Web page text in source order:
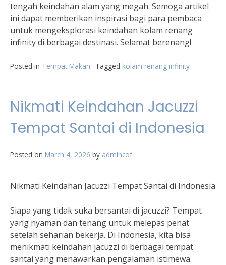
tengah keindahan alam yang megah. Semoga artikel
ini dapat memberikan inspirasi bagi para pembaca
untuk mengeksplorasi keindahan kolam renang
infinity di berbagai destinasi. Selamat berenang!
Posted in Tempat Makan Tagged kolam renang infinity
Nikmati Keindahan Jacuzzi
Tempat Santai di Indonesia
Posted on March 4, 2026 by admincof
Nikmati Keindahan Jacuzzi Tempat Santai di Indonesia
Siapa yang tidak suka bersantai di jacuzzi? Tempat
yang nyaman dan tenang untuk melepas penat
setelah seharian bekerja. Di Indonesia, kita bisa
menikmati keindahan jacuzzi di berbagai tempat
santai yang menawarkan pengalaman istimewa.